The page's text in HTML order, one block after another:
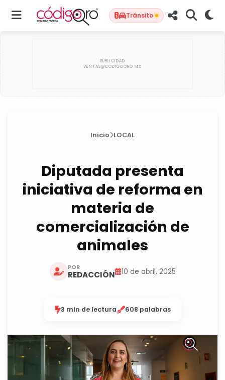
Tránsito
Inicio LOCAL
Diputada presenta
iniciativa de reforma en
materia de
comercialización de
animales
POR
REDACCIÓN 10 de abril, 2025
3 min de lectura 608 palabras